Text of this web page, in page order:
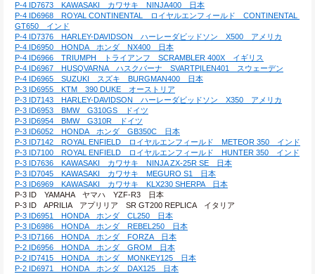
P-4 ID7673　KAWASAKI　カワサキ　NINJA400　日本
P-4 ID6968　ROYAL CONTINENTAL　ロイヤルエンフィールド　CONTINENTAL
GT650　インド
P-4 ID7376　HARLEY-DAVIDSON　ハーレーダビッドソン　X500　アメリカ
P-4 ID6950　HONDA　ホンダ　NX400　日本
P-4 ID6966　TRIUMPH　トライアンフ　SCRAMBLER 400X　イギリス
P-4 ID6967　HUSQVARNA　ハスクバーナ　SVARTPILEN401　スウェーデン
P-4 ID6965　SUZUKI　スズキ　BURGMAN400　日本
P-3 ID6955　KTM　390 DUKE　オーストリア
P-3 ID7143　HARLEY-DAVIDSON　ハーレーダビッドソン　X350　アメリカ
P-3 ID6953　BMW　G310GS　ドイツ
P-3 ID6954　BMW　G310R　ドイツ
P-3 ID6052　HONDA　ホンダ　GB350C　日本
P-3 ID7142　ROYAL ENFIELD　ロイヤルエンフィールド　METEOR 350　インド
P-3 ID7100　ROYAL ENFIELD　ロイヤルエンフィールド　HUNTER 350　インド
P-3 ID7636　KAWASAKI　カワサキ　NINJA ZX-25R SE　日本
P-3 ID7045　KAWASAKI　カワサキ　MEGURO S1　日本
P-3 ID6969　KAWASAKI　カワサキ　KLX230 SHERPA　日本
P-3 ID　YAMAHA　ヤマハ　YZF-R3　日本
P-3 ID　APRILIA　アプリリア　SR GT200 REPLICA　イタリア
P-3 ID6951　HONDA　ホンダ　CL250　日本
P-3 ID6986　HONDA　ホンダ　REBEL250　日本
P-3 ID7166　HONDA　ホンダ　FORZA　日本
P-2 ID6956　HONDA　ホンダ　GROM　日本
P-2 ID7415　HONDA　ホンダ　MONKEY125　日本
P-2 ID6971　HONDA　ホンダ　DAX125　日本